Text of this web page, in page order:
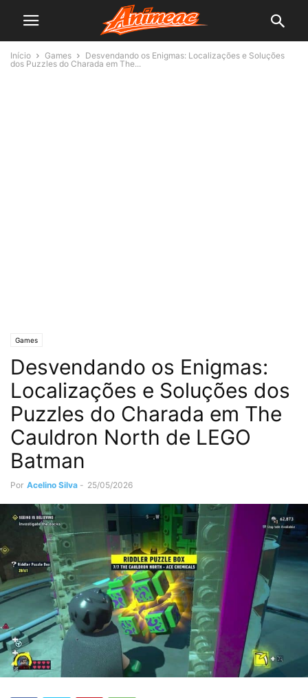
Início Games
Desvendando os Enigmas: Localizações e Soluções
dos Puzzles do Charada em The...
Games
Desvendando os Enigmas:
Localizações e Soluções dos
Puzzles do Charada em The
Cauldron North de LEGO
Batman
Por Acelino Silva - 25/05/2026